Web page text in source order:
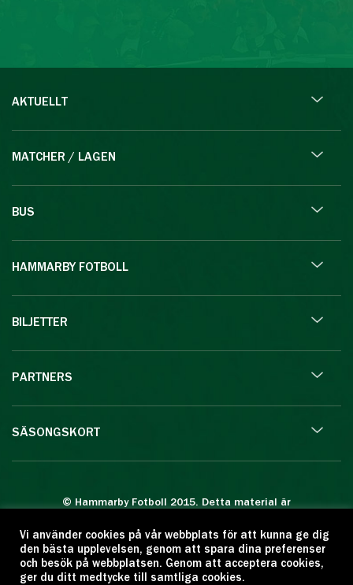
AKTUELLT
MATCHER / LAGEN
BUS
HAMMARBY FOTBOLL
BILJETTER
PARTNERS
SÄSONGSKORT
© Hammarby Fotboll 2015. Detta material är
Eftertryck eller annan kopiering är förbjuden.
Citera oss gärna men ange källan:
www.hammarbyfotboll.se. Ansvarig utgivare:
Vi använder cookies på vår webbplats för att kunna ge dig
den bästa upplevelsen, genom att spara dina preferenser
och besök på webbplatsen. Genom att acceptera cookies,
ger du ditt medtycke till samtliga cookies.